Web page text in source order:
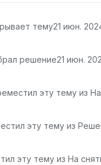
тему21 июн.
решение21 июн.
эту тему из
эту тему из
эту тему из На